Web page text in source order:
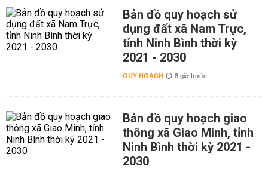
Bản đồ quy hoạch sử
dụng đất xã Nam Trực,
tỉnh Ninh Bình thời kỳ
2021 - 2030
QUY HOẠCH 8 giờ trước
Bản đồ quy hoạch giao
thông xã Giao Minh, tỉnh
Ninh Bình thời kỳ 2021 -
2030